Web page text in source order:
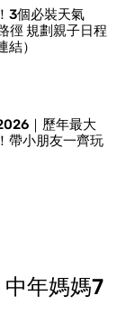
3個必裝天氣
徑 規劃親子日程
）
｜歷年最大
帶小朋友一齊玩